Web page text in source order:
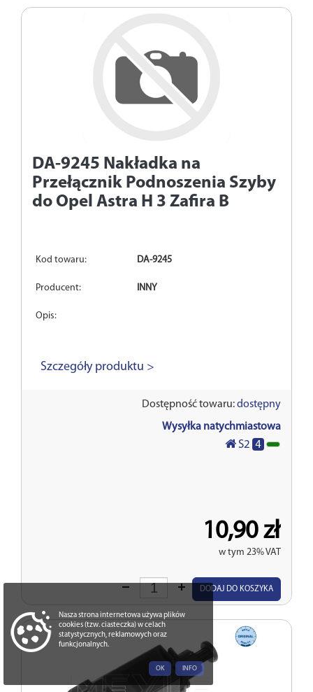
DA-9245 Nakładka na
Przełącznik Podnoszenia Szyby
do Opel Astra H 3 Zafira B
Kod towaru: DA-9245
Producent: INNY
Opis:
Szczegóły produktu >
Dostępność towaru:dostępny
Wysyłka natychmiastowa
S2 4
10,90 zł
w tym 23% VAT
Wprowadź
DODAJ DO KOSZYKA
Nasza strona internetowa używa plików
cookies (tzw. ciasteczka) w celach
statystycznych, reklamowych oraz
funkcjonalnych.
INFO
OK